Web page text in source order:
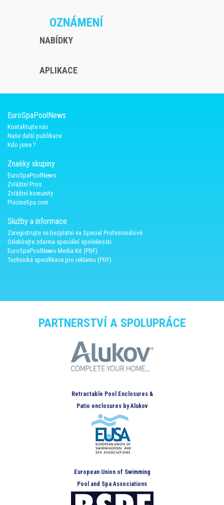
OZNÁMENÍ
NABÍDKY
APLIKACE
EuroSpaPoolNews
Kontaktujte nás
Naše další publikace
Kdo jsme ?
Znaèky skupiny
EuroSpaPoolNews
Zvláštní Pros
Zvláštní komunity
PiscineSpa.com
Služby a informace
Zaregistrujte se bezplatnì na Special Profesionálové
Odebírejte zdarma speciální spoleènosti
EuroSpaPoolNews Media Kit (PDF)
Technická specifikace pro reklamu (PDF)
PARTNERSTVÍ A SPOLUPRÁCE
Retractable Pool Enclosures &
Patio enclosures by Alukov
European Union of Swimming
Pool and Spa Associations